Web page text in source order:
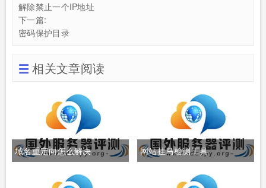
解除禁止一个IP地址
下一篇:
密码保护目录
相关文章阅读
域名重定向怎么解决 网站挂马检测工具